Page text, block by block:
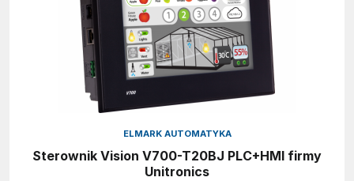
ELMARK AUTOMATYKA
Sterownik Vision V700-T20BJ PLC+HMI firmy
Unitronics